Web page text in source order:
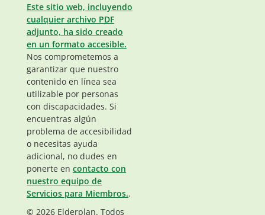
Este sitio web, incluyendo
cualquier archivo PDF
adjunto, ha sido creado
en un formato accesible.
Nos comprometemos a
garantizar que nuestro
contenido en línea sea
utilizable por personas
con discapacidades. Si
encuentras algún
problema de accesibilidad
o necesitas ayuda
adicional, no dudes en
ponerte en contacto con
nuestro equipo de
Servicios para Miembros..
© 2026 Elderplan. Todos